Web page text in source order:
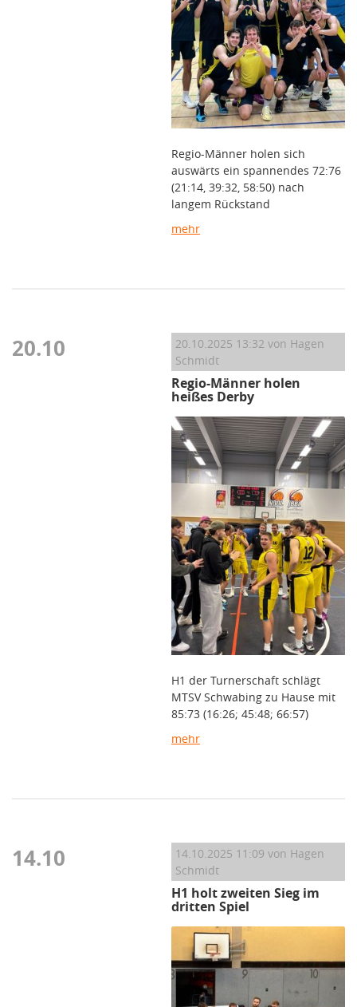
Regio-Männer holen sich
auswärts ein spannendes 72:76
(21:14, 39:32, 58:50) nach
langem Rückstand
mehr
20.10 20.10.2025 13:32 von Hagen
Schmidt
Regio-Männer holen
heißes Derby
H1 der Turnerschaft schlägt
MTSV Schwabing zu Hause mit
85:73 (16:26; 45:48; 66:57)
mehr
14.10 14.10.2025 11:09 von Hagen
Schmidt
H1 holt zweiten Sieg im
dritten Spiel